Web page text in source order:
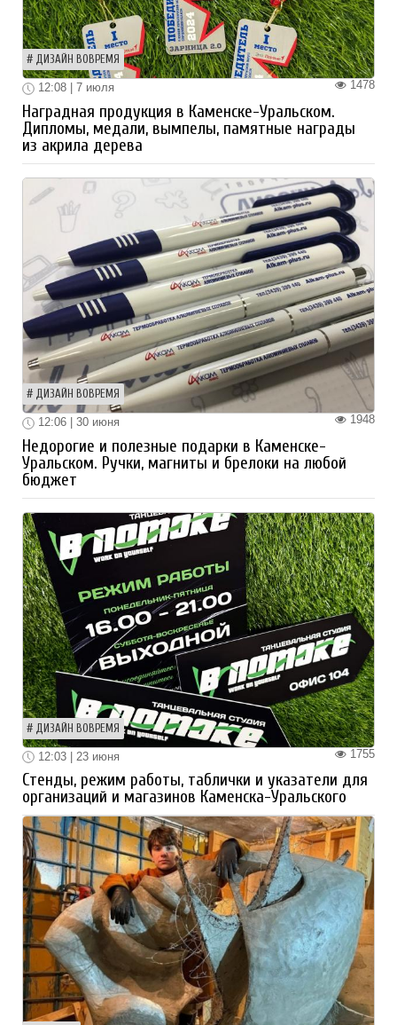
ДИЗАЙН ВОВРЕМЯ
1478
12:08 | 7 июля
Наградная продукция в Каменске-Уральском.
Дипломы, медали, вымпелы, памятные награды
из акрила дерева
ДИЗАЙН ВОВРЕМЯ
1948
12:06 | 30 июня
Недорогие и полезные подарки в Каменске-
Уральском. Ручки, магниты и брелоки на любой
бюджет
ДИЗАЙН ВОВРЕМЯ
1755
12:03 | 23 июня
Стенды, режим работы, таблички и указатели для
организаций и магазинов Каменска-Уральского